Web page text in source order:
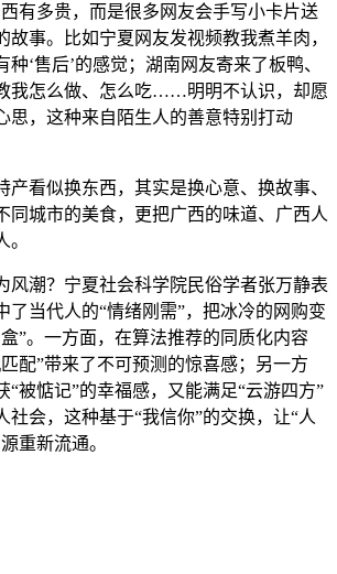
有多贵，而是很多网友会手写小卡片送
故事。比如宁夏网友发视频教我煮羊肉，
‘售后’的感觉；湖南网友寄来了板鸭、
我怎么做、怎么吃……明明不认识，却愿
思，这种来自陌生人的善意特别打动
产看似换东西，其实是换心意、换故事、
同城市的美食，更把广西的味道、广西人
风潮？宁夏社会科学院民俗学者张万静表
了当代人的“情绪刚需”，把冰冷的网购变
”。一方面，在算法推荐的同质化内容
配”带来了不可预测的惊喜感；另一方
“被惦记”的幸福感，又能满足“云游四方”
社会，这种基于“我信你”的交换，让“人
重新流通。